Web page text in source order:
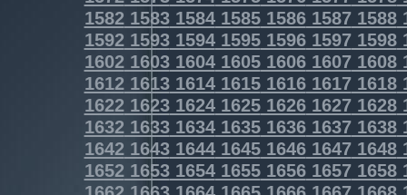
1582158315841585158615871588
1592159315941595159615971598
1602160316041605160616071608
1612161316141615161616171618
1622162316241625162616271628
1632163316341635163616371638
1642164316441645164616471648
1652165316541655165616571658